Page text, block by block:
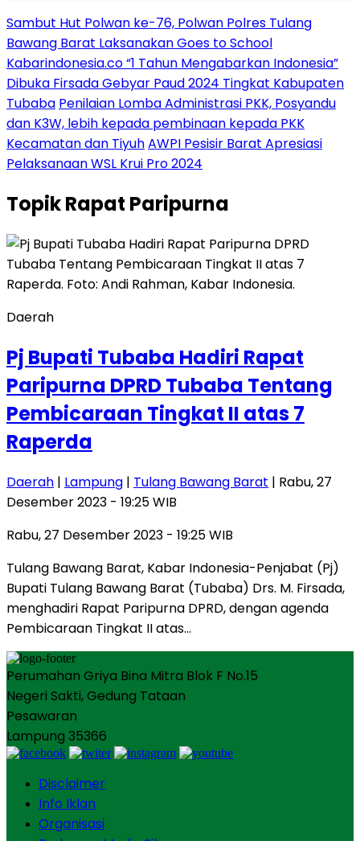
Sambut Hut Polwan ke-76, Polwan Polres Tulang
Bawang Barat Laksanakan Goes to School
Kabarindonesia.co “1 Tahun Mengabarkan Indonesia”
Dibuka Firsada Gebyar Paud 2024 Tingkat Kabupaten
Tubaba Penilaian Lomba Administrasi PKK, Posyandu
dan K3W, lebih kepada pembinaan kepada PKK
Kecamatan dan TiyuhAWPI Pesisir Barat Apresiasi
Pelaksanaan WSL Krui Pro 2024
TopikRapat Paripurna
Daerah
Pj Bupati Tubaba Hadiri Rapat
Paripurna DPRD Tubaba Tentang
Pembicaraan Tingkat II atas 7
Raperda
Daerah | Lampung | Tulang Bawang Barat | Rabu, 27
Desember 2023 - 19:25 WIB
Rabu, 27 Desember 2023 - 19:25 WIB
Tulang Bawang Barat, Kabar Indonesia-Penjabat (Pj)
Bupati Tulang Bawang Barat (Tubaba) Drs. M. Firsada,
menghadiri Rapat Paripurna DPRD, dengan agenda
Pembicaraan Tingkat II atas…
Perumahan Griya Bina Mitra Blok F No.15
Negeri Sakti, Gedung Tataan
Pesawaran
Lampung 35366
Disclaimer
Info Iklan
Organisasi